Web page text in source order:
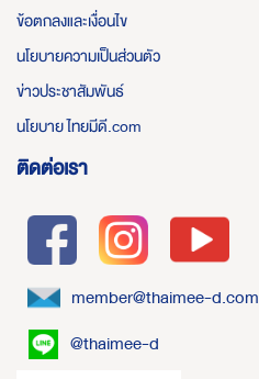
ข้อตกลงและเงื่อนไข
นโยบายความเป็นส่วนตัว
ข่าวประชาสัมพันธ์
นโยบาย ไทยมีดี.com
ติดต่อเรา
member@thaimee-d.com
@thaimee-d